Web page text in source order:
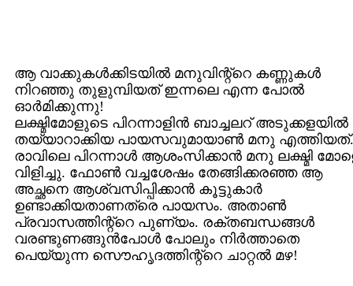
ആ വാക്കുകള്‍ക്കിടയില്‍ മനുവിന്റ്റെ കണ്ണുകള്‍
നിറഞ്ഞു തുളുമ്പിയത് ഇന്നലെ എന്ന പോല്‍
ഓര്‍മിക്കുന്നു!
ലക്ഷ്മിമോളുടെ പിറന്നാളിന്‍ ബാച്ചലറ് അടുക്കളയില്‍
തയ്യാറാക്കിയ പായസവുമായാണ്‍ മനു എത്തിയത്.
രാവിലെ പിറന്നാള്‍ ആശംസിക്കാന്‍ മനു ലക്ഷ്മി
വിളിച്ചു. ഫോണ്‍ വച്ചശേഷം തേങ്ങിക്കരഞ്ഞ ആ
അച്ഛനെ ആശ്വസിപ്പിക്കാന്‍ കൂട്ടുകാര്‍
ഉണ്ടാക്കിയതാണത്രെ പായസം. അതാണ്‍
പ്രവാസത്തിന്റ്റെ പുണ്യം. രക്തബന്ധങ്ങള്‍
വരണ്ടുണങ്ങുന്‍പോള്‍ പോലും നിര്‍ത്താതെ
പെയ്യുന്ന സൌഹൃദത്തിന്റ്റെ ചാറ്റല്‍ മഴ!